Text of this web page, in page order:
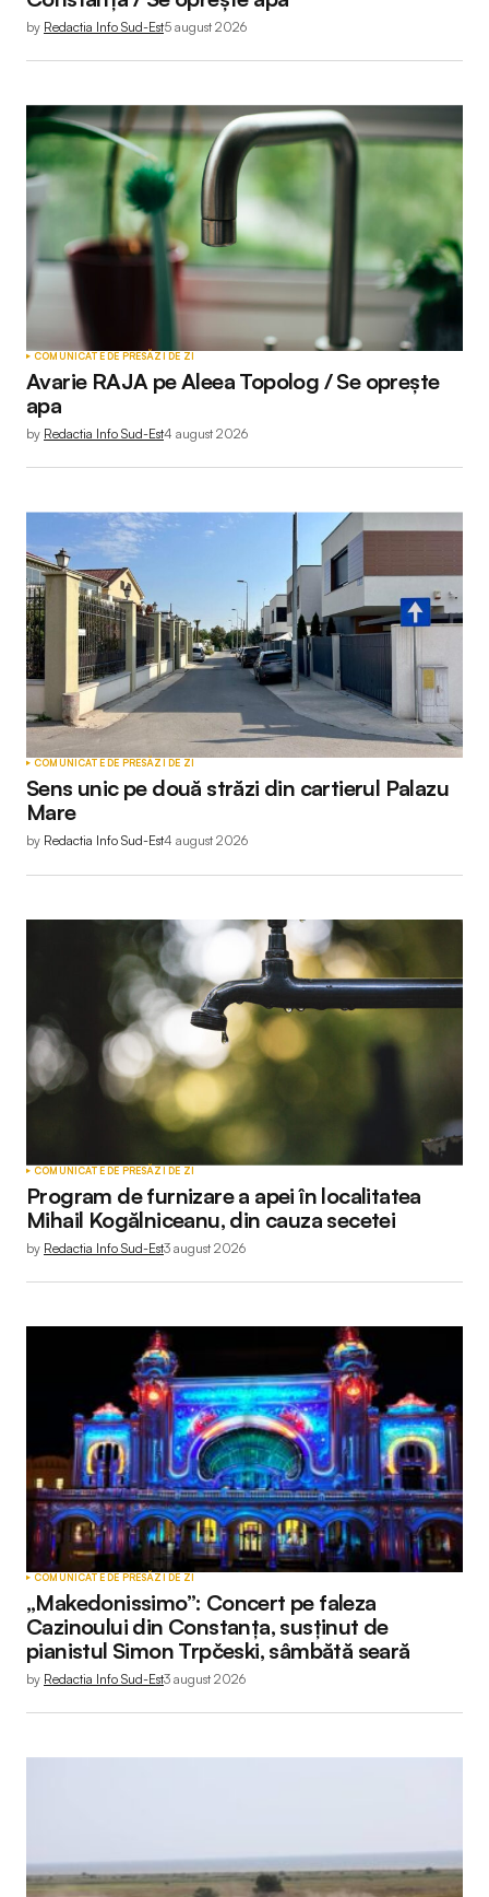
by Redactia Info Sud-Est5 august 2026
COMUNICATE DE PRESĂZI DE ZI
Avarie RAJA pe Aleea Topolog / Se oprește
apa
by Redactia Info Sud-Est4 august 2026
COMUNICATE DE PRESĂZI DE ZI
Sens unic pe două străzi din cartierul Palazu
Mare
by Redactia Info Sud-Est4 august 2026
COMUNICATE DE PRESĂZI DE ZI
Program de furnizare a apei în localitatea
Mihail Kogălniceanu, din cauza secetei
by Redactia Info Sud-Est3 august 2026
COMUNICATE DE PRESĂZI DE ZI
„Makedonissimo”: Concert pe faleza
Cazinoului din Constanța, susținut de
pianistul Simon Trpčeski, sâmbătă seară
by Redactia Info Sud-Est3 august 2026